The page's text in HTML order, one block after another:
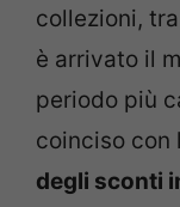
collezioni,
è arrivato il
periodo più
coinciso con
degli sconti